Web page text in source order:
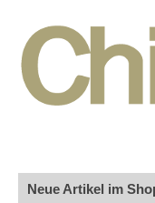
Neue Artikel im